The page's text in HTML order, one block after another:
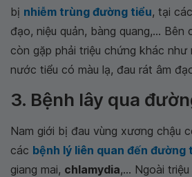
bị nhiễm trùng đường tiểu, tại
đạo, niệu quản, bàng quang,... Bên
còn gặp phải triệu chứng khác như
nước tiểu có màu lạ, đau rát âm
3. Bệnh lây qua
Nam giới bị đau vùng xương chậu
các bệnh lý liên quan đến đường
giang mai, chlamydia,... Ngoài